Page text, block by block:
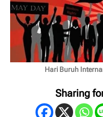
Hari Buruh
Sharing